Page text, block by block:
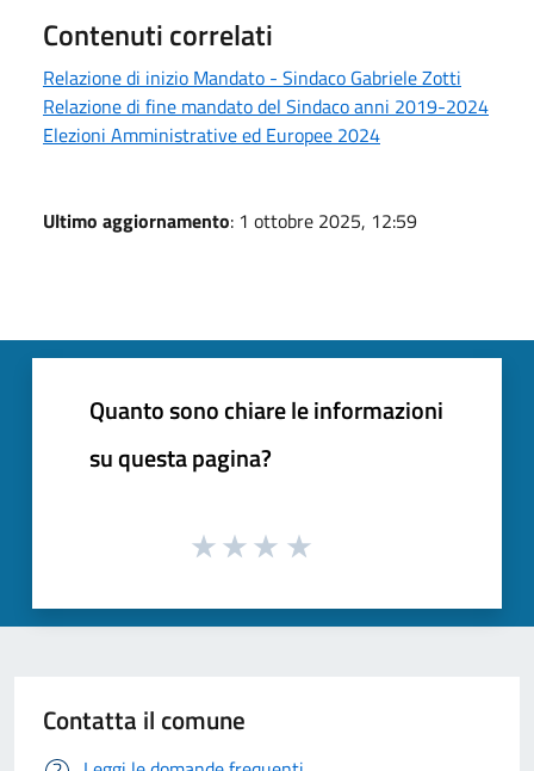
Contenuti correlati
Relazione di inizio Mandato - Sindaco Gabriele Zotti
Relazione di fine mandato del Sindaco anni 2019-2024
Elezioni Amministrative ed Europee 2024
Ultimo aggiornamento: 1 ottobre 2025, 12:59
Quanto sono chiare le informazioni
su questa pagina?
Contatta il comune